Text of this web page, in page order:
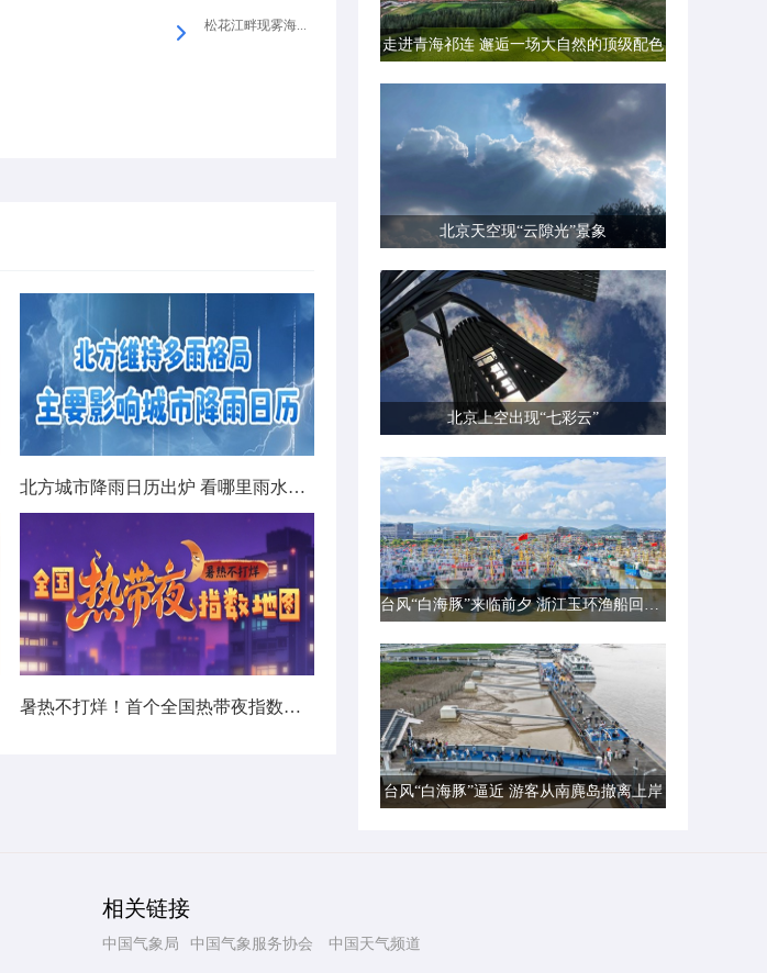
松花江畔现雾海...
北方城市降雨日历出炉 看哪里雨水超长待机
暑热不打烊！首个全国热带夜指数地图发布
走进青海祁连 邂逅一场大自然的顶级配色
北京天空现“云隙光”景象
北京上空出现“七彩云”
台风“白海豚”来临前夕 浙江玉环渔船回港避风
台风“白海豚”逼近 游客从南麂岛撤离上岸
相关链接
中国气象局 中国气象服务协会 中国天气频道